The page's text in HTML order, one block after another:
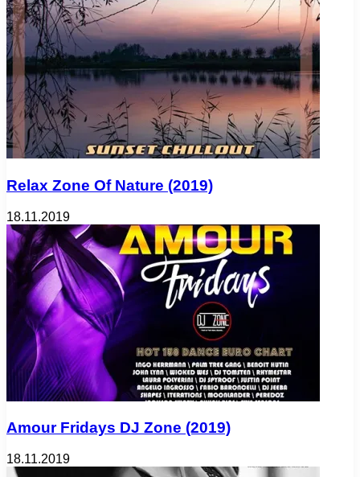
Relax Zone Of Nature (2019)
18.11.2019
Amour Fridays DJ Zone (2019)
18.11.2019